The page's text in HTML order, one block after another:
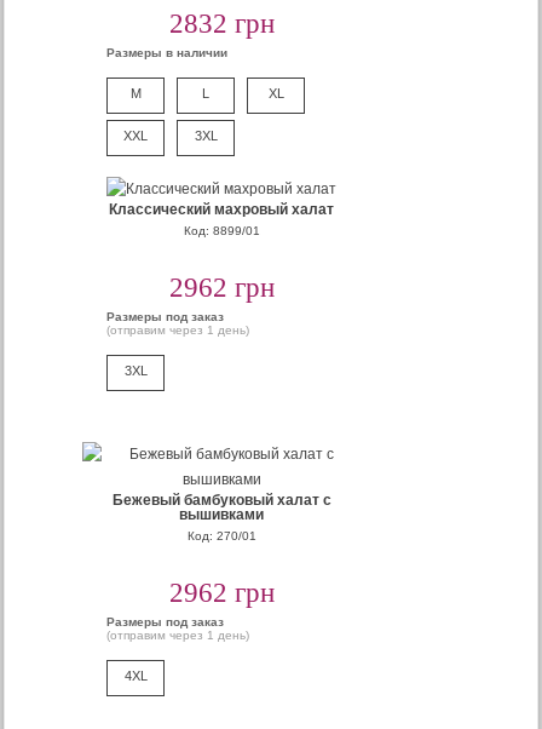
2832 грн
Размеры в наличии
M L XL
XXL 3XL
Классический махровый халат
Код: 8899/01
2962 грн
Размеры под заказ
(отправим через 1 день)
3XL
Бежевый бамбуковый халат с
вышивками
Код: 270/01
2962 грн
Размеры под заказ
(отправим через 1 день)
4XL